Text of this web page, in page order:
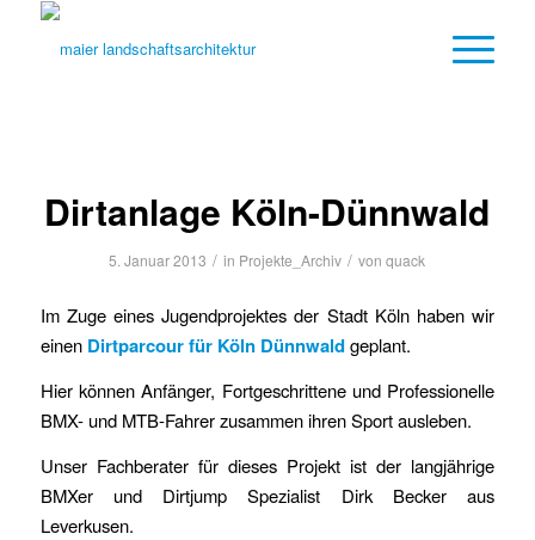
Dirtanlage Köln-Dünnwald
5. Januar 2013 / in Projekte_Archiv / vonquack
Im Zuge eines Jugendprojektes der Stadt Köln haben wir
einen Dirtparcour für Köln Dünnwaldgeplant.
Hier können Anfänger, Fortgeschrittene und Professionelle
BMX- und MTB-Fahrer zusammen ihren Sport ausleben.
Unser Fachberater für dieses Projekt ist der langjährige
BMXer und Dirtjump Spezialist Dirk Becker aus
Leverkusen.